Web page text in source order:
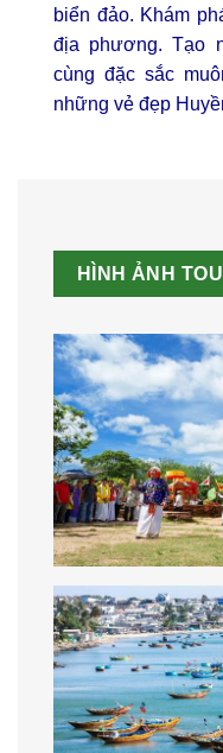
biển đảo. Khám
địa phương. Tạo
cùng đặc sắc
những vẻ đẹp
HÌNH ẢNH